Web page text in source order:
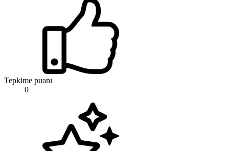
Tepkime puanı
0